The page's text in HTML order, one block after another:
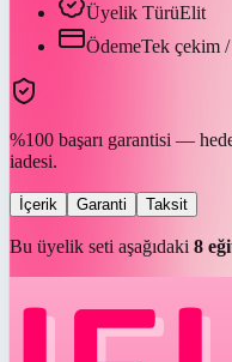
Üyelik TürüElit
ÖdemeTek çekim
%100 başarı garantisi —
iadesi.
İçerik Garanti Taksit
Bu üyelik seti aşağıdaki 8